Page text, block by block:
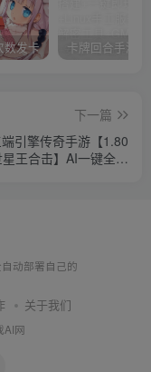
数发卡
下一篇
引擎传奇手游【1.80
王合击】AI一键全自
动部署自己的
关于我们
AI网